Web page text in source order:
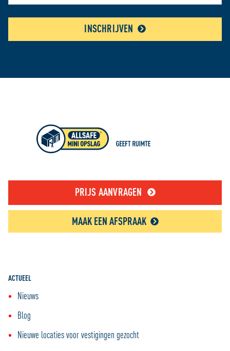
INSCHRIJVEN
PRIJS AANVRAGEN
MAAK EEN AFSPRAAK
ACTUEEL
Nieuws
Blog
Nieuwe locaties voor vestigingen gezocht